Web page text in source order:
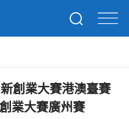
創業大賽港澳臺賽
業大賽廣州賽